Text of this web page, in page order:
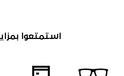
استمتعوا